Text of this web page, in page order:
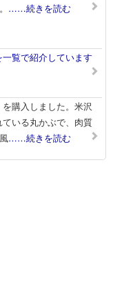
……続きを読む
覧で紹介しています
購入しました。米沢
いる丸かぶで、肉質
……続きを読む